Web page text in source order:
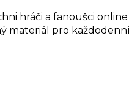
hráči a fanoušci
materiál pro